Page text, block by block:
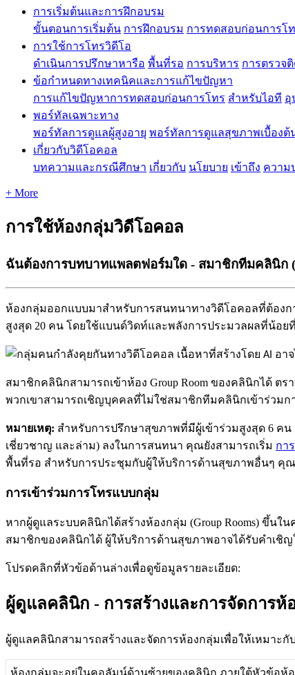
การเริ่มต้นและการฝึกอบรม
ขั้นตอนการเริ่มต้น การฝึกอบรม การทดสอบก่อนการโ
การใช้การโทรวิดีโอ
ดำเนินการปรึกษาหารือ พื้นที่รอ การบริหาร การตรวจ
ข้อกำหนดทางเทคนิคและการแก้ไขปัญหา
การแก้ไขปัญหาการทดสอบก่อนการโทร สำหรับไอที อุ
พอร์ทัลเฉพาะทาง
พอร์ทัลการดูแลผู้สูงอายุ พอร์ทัลการดูแลสุขภาพเบื้องต้
เกี่ยวกับวิดีโอคอล
บทความและกรณีศึกษา เกี่ยวกับ นโยบาย เข้าถึง ความ
+ More
การใช้ห้องกลุ่มวิดีโอคอล
ฉันต้องการบทบาทแพลตฟอร์มใด - สมาชิกทีมคลินิก
หองกลมออกแบบมาสหรบการสนทนาทางวดโอคอลทตองก
สงสด 20 คน โดยใชแบนดวดทและพลงการประมวลผลทนอยท
สมาชกคลนกสามารถเขาหอง Group Room ของคลนกได ตรา
พวกเขาสามารถเชญบคคลทไมใชสมาชกทมคลนกเขารวมก
หมายเหต: สหรบการปรกษาสขภาพทมผเขารวมสงสด 6 คน
เชยวชาญ และลาม) ลงในการสนทนา คณยงสามารถเรม การ
พนทรอ สหรบการประชมกบผใหบรการดานสขภาพอนๆ คณ
การเขารวมการโทรแบบกลม
หากผดแลระบบคลนกไดสรางหองกลม (Group Rooms) ขนใน
สมาชกของคลนกได ผใหบรการดานสขภาพอาจไดรบคเชญ
โปรดคลกทหวขอดานลางเพอดขอมลรายละเอยด:
ผดแลคลนก - การสรางและการจดการห
ผดแลคลนกสามารถสรางและจดการหองกลมเพอใหเหมาะกบ